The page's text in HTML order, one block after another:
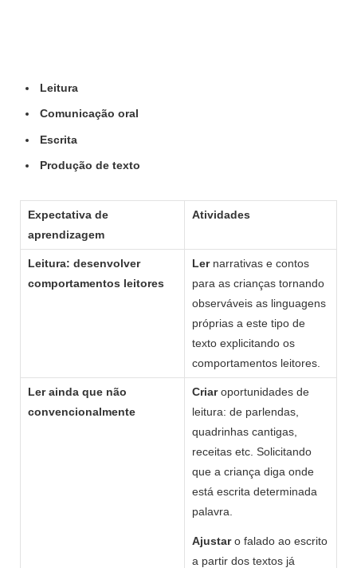
Leitura
Comunicação oral
Escrita
Produção de texto
Expectativa de
aprendizagem
Atividades
Leitura: desenvolver
comportamentos leitores
Lernarrativas e contos
para as crianças tornando
observáveis as linguagens
próprias a este tipo de
texto explicitando os
comportamentos leitores.
Ler ainda que não
convencionalmente
Criaroportunidades de
leitura: de parlendas,
quadrinhas cantigas,
receitas etc. Solicitando
que a criança diga onde
está escrita determinada
palavra.
Ajustaro falado ao escrito
a partir dos textos já